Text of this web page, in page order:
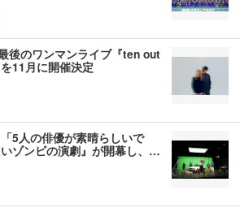
後のワンマンライブ『ten out
11月に開催決定
5人の俳優が素晴らしいで
ゾンビの演劇』が開幕し、…